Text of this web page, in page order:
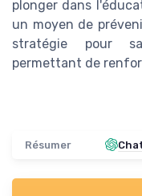
plonger dans
un moyen de
stratégie pour
permettant de
Résumer